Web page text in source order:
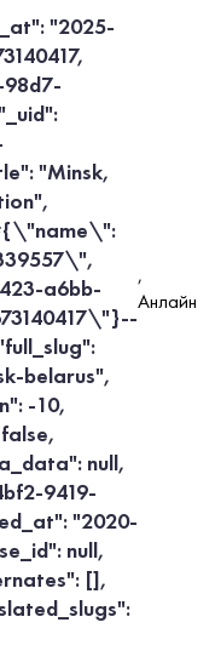
"2025-
98d7-
"Minsk,
a6bb-
belarus",
-10,
null,
9419-
"2020-
null,
[],
,
Анлайн